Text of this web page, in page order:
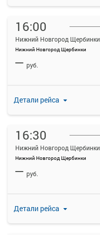
16:00
Нижний Новгород Щербинки
Нижний Новгород Щербинки
Детали рейса
— руб.
16:30
Нижний Новгород Щербинки
Нижний Новгород Щербинки
Детали рейса
— руб.